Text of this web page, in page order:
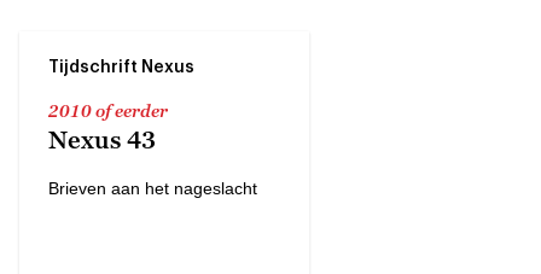
Tijdschrift Nexus
2010 of eerder
Nexus 43
Brieven aan het nageslacht